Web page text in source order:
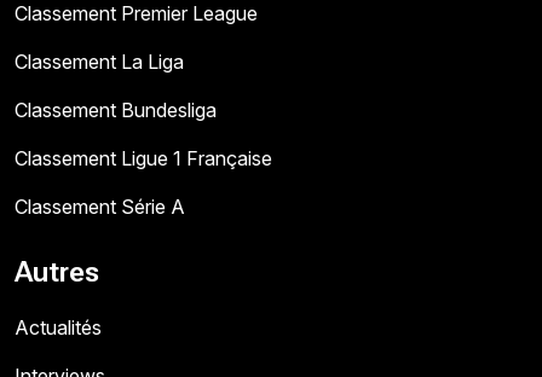
Classement Premier League
Classement La Liga
Classement Bundesliga
Classement Ligue 1 Française
Classement Série A
Autres
Actualités